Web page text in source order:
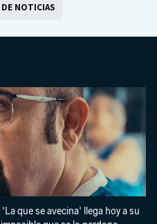
NOTICIAS
que se avecina' llega hoy a su